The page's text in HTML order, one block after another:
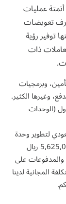
عمليات
تعويضات
توفير رؤية
ذات
وبرمجيات
وغيرها الكثير.
الأول (الوحدات
ريال سعودي لتطوير وحدة
مخصصة لتحسين العمليات، وتصل إلى 5,625,000 ريال
على
المجانيةلدينا